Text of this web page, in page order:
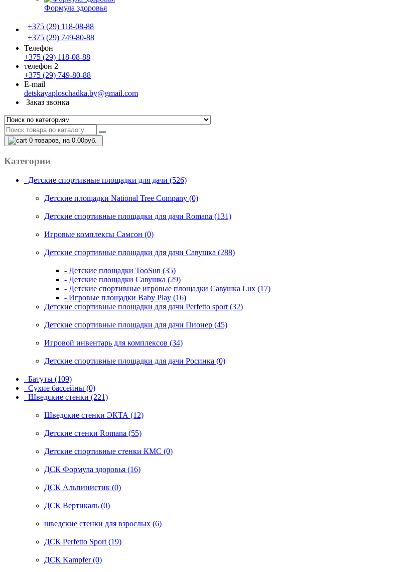
Формула здоровья
+375 (29) 118-08-88
+375 (29) 749-80-88
Телефон
+375 (29) 118-08-88
телефон 2
+375 (29) 749-80-88
E-mail
detskayaploschadka.by@gmail.com
Заказ звонка
0 товаров, на 0.00руб.
Категории
Детские спортивные площадки для дачи (526)
Детские площадки National Tree Company (0)
Детские спортивные площадки для дачи Romana (131)
Игровые комплексы Самсон (0)
Детские спортивные площадки для дачи Савушка (288)
- Детские площадки TooSun (35)
- Детские площадки Савушка (29)
- Детские спортивные игровые площадки Савушка Lux (17)
- Игровые площадки Baby Play (16)
Детские спортивные площадки для дачи Perfetto sport (32)
Детские спортивные площадки для дачи Пионер (45)
Игровой инвентарь для комплексов (34)
Детские спортивные площадки для дачи Росинка (0)
Батуты (109)
Сухие бассейны (0)
Шведские стенки (221)
Шведские стенки ЭКТА (12)
Детские стенки Romana (55)
Детские спортивные стенки КМС (0)
ДСК Формула здоровья (16)
ДСК Альпинистик (0)
ДСК Вертикаль (0)
шведские стенки для взрослых (6)
ДСК Perfetto Sport (19)
ДСК Kampfer (0)